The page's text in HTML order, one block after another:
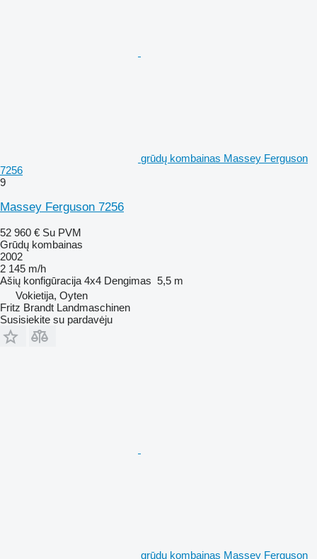
grūdų kombainas Massey Ferguson
7256
9
Massey Ferguson 7256
52 960 € Su PVM
Grūdų kombainas
2002
2 145 m/h
Ašių konfigūracija 4x4 Dengimas 5,5 m
Vokietija, Oyten
Fritz Brandt Landmaschinen
Susisiekite su pardavėju
grūdų kombainas Massey Ferguson